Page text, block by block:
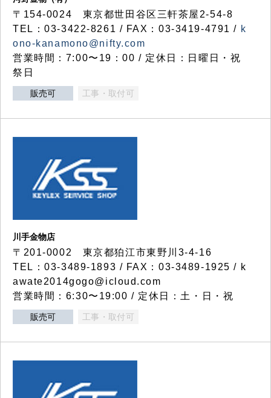
〒154-0024 東京都世田谷区三軒茶屋2-54-8
TEL：03-3422-8261 / FAX：03-3419-4791 / k
ono-kanamono@nifty.com
営業時間：7:00〜19：00 / 定休日：日曜日・祝
祭日
販売可 工事・取付可
川手金物店
〒201-0002 東京都狛江市東野川3-4-16
TEL：03-3489-1893 / FAX：03-3489-1925 / k
awate2014gogo@icloud.com
営業時間：6:30〜19:00 / 定休日：土・日・祝
販売可 工事・取付可